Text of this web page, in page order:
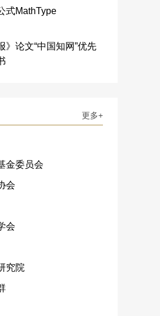
式MathType
》论文“中国知网”优先
更多+
金委员会
会
会
究院